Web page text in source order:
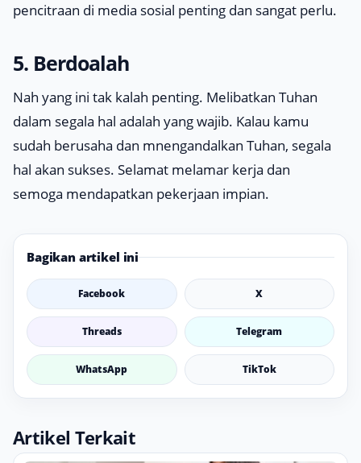
pencitraan di media sosial penting dan sangat perlu.
5. Berdoalah
Nah yang ini tak kalah penting. Melibatkan Tuhan
dalam segala hal adalah yang wajib. Kalau kamu
sudah berusaha dan mnengandalkan Tuhan, segala
hal akan sukses. Selamat melamar kerja dan
semoga mendapatkan pekerjaan impian.
Bagikan artikel ini
Facebook X
Threads Telegram
WhatsApp TikTok
Artikel Terkait